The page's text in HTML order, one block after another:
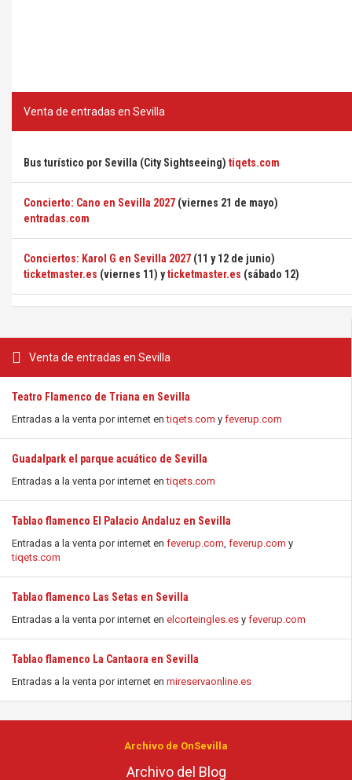
Venta de entradas en Sevilla
Teatro Flamenco de Triana en Sevilla
Entradas a la venta por internet entiqets.com y feverup.com
Guadalpark el parque acuático de Sevilla
Entradas a la venta por internet entiqets.com
Tablao flamenco El Palacio Andaluz en Sevilla
Entradas a la venta por internet en feverup.com, feverup.com y
tiqets.com
Tablao flamenco Las Setas en Sevilla
Entradas a la venta por internet en elcorteingles.es y feverup.com
Tablao flamenco La Cantaora en Sevilla
Entradas a la venta por internet en mireservaonline.es
Venta de entradas en Sevilla
Bus turístico por Sevilla (City Sightseeing) tiqets.com
Concierto: Cano en Sevilla 2027 (viernes 21 de mayo)
entradas.com
Conciertos: Karol G en Sevilla 2027 (11 y 12 de junio)
ticketmaster.es (viernes 11) yticketmaster.es (sábado 12)
Archivo de OnSevilla
Archivo del Blog